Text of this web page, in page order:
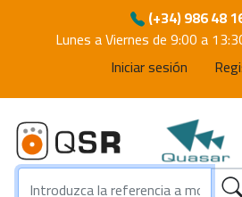
(+34) 986 48
Lunes a Viernes de 9:00 a
Iniciar sesión